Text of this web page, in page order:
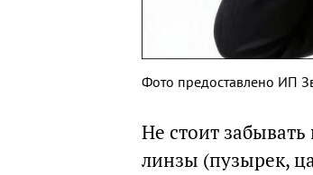
Фото предоставлено ИП
Не стоит
линзы (пузырек,